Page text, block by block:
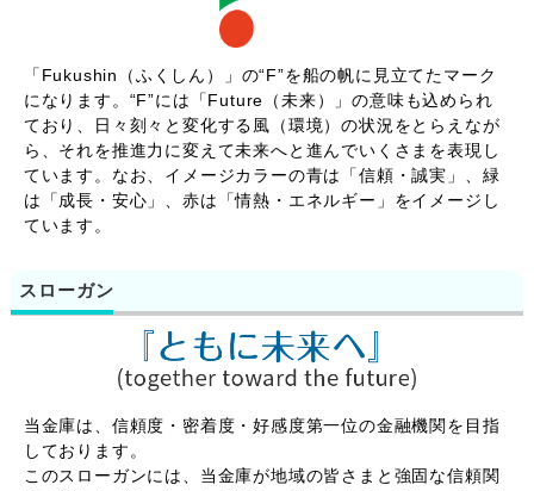
「Fukushin（ふくしん）」の“F”を船の帆に見立てたマーク
になります。“F”には「Future（未来）」の意味も込められ
ており、日々刻々と変化する風（環境）の状況をとらえなが
ら、それを推進力に変えて未来へと進んでいくさまを表現し
ています。なお、イメージカラーの青は「信頼・誠実」、緑
は「成長・安心」、赤は「情熱・エネルギー」をイメージし
ています。
スローガン
当金庫は、信頼度・密着度・好感度第一位の金融機関を目指
しております。
このスローガンには、当金庫が地域の皆さまと強固な信頼関